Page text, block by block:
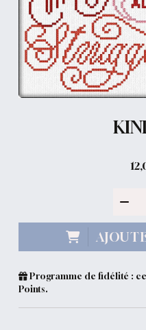
Programme de fidélité :
Points.